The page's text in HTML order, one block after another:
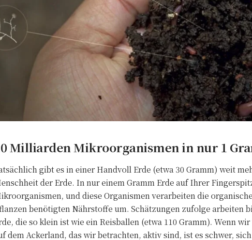
Milliarden Mikroorganismen in nur 1
gibt es in einer Handvoll Erde (etwa 30 Gramm) weit
der Erde. In nur einem Gramm Erde auf Ihrer
und diese Organismen verarbeiten die
benötigten Nährstoffe um. Schätzungen zufolge arbeiten
die so klein ist wie ein Reisballen (etwa 110 Gramm). Wenn
dem Ackerland, das wir betrachten, aktiv sind, ist es schwer,